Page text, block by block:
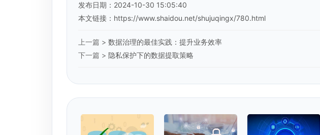
发布日期：2024-10-30 15:05:40
本文链接： https://www.shaidou.net/shujuqingx/780.html
上一篇 > 数据治理的最佳实践：提升业务效率
下一篇 > 隐私保护下的数据提取策略